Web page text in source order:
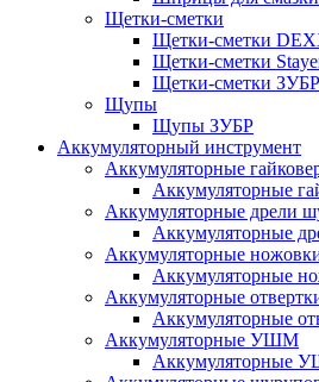
Щетки-сметки
Щетки-сметки
Щетки-сметки
Щетки-сметки ЗУБР
Щупы
Щупы ЗУБР
Аккумуляторный инструмент
Аккумуляторные
Аккумуляторные
Аккумуляторные дрели
Аккумуляторные
Аккумуляторные
Аккумуляторные
Аккумуляторные
Аккумуляторные
Аккумуляторные УШМ
Аккумуляторные